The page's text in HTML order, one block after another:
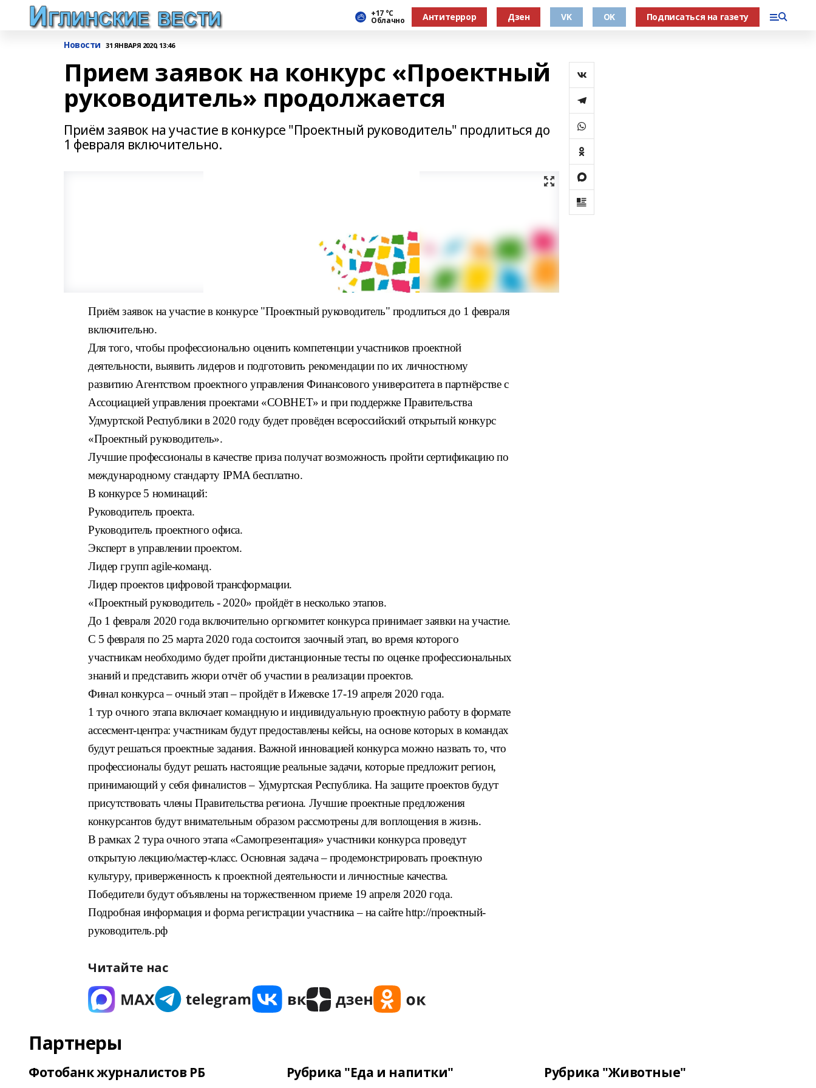
+17 °С
Облачно Антитеррор Дзен VK OK Подписаться на газету
Новости 31 ЯНВАРЯ 2020, 13:46
Прием заявок на конкурс «Проектный
руководитель» продолжается
Приём заявок на участие в конкурсе "Проектный руководитель" продлиться до
1 февраля включительно.
Приём заявок на участие в конкурсе "Проектный руководитель" продлиться до 1 февраля
включительно.
Для того, чтобы профессионально оценить компетенции участников проектной
деятельности, выявить лидеров и подготовить рекомендации по их личностному
развитию Агентством проектного управления Финансового университета в партнёрстве с
Ассоциацией управления проектами «СОВНЕТ» и при поддержке Правительства
Удмуртской Республики в 2020 году будет провёден всероссийский открытый конкурс
«Проектный руководитель».
Лучшие профессионалы в качестве приза получат возможность пройти сертификацию по
международному стандарту IPMA бесплатно.
В конкурсе 5 номинаций:
Руководитель проекта.
Руководитель проектного офиса.
Эксперт в управлении проектом.
Лидер групп agile-команд.
Лидер проектов цифровой трансформации.
«Проектный руководитель - 2020» пройдёт в несколько этапов.
До 1 февраля 2020 года включительно оргкомитет конкурса принимает заявки на участие.
С 5 февраля по 25 марта 2020 года состоится заочный этап, во время которого
участникам необходимо будет пройти дистанционные тесты по оценке профессиональных
знаний и представить жюри отчёт об участии в реализации проектов.
Финал конкурса – очный этап – пройдёт в Ижевске 17-19 апреля 2020 года.
1 тур очного этапа включает командную и индивидуальную проектную работу в формате
ассесмент-центра: участникам будут предоставлены кейсы, на основе которых в командах
будут решаться проектные задания. Важной инновацией конкурса можно назвать то, что
профессионалы будут решать настоящие реальные задачи, которые предложит регион,
принимающий у себя финалистов – Удмуртская Республика. На защите проектов будут
присутствовать члены Правительства региона. Лучшие проектные предложения
конкурсантов будут внимательным образом рассмотрены для воплощения в жизнь.
В рамках 2 тура очного этапа «Самопрезентация» участники конкурса проведут
открытую лекцию/мастер-класс. Основная задача – продемонстрировать проектную
культуру, приверженность к проектной деятельности и личностные качества.
Победители будут объявлены на торжественном приеме 19 апреля 2020 года.
Подробная информация и форма регистрации участника – на сайте http://проектный-
руководитель.рф
Читайте нас
Партнеры
Фотобанк журналистов РБ Рубрика "Еда и напитки" Рубрика "Животные"